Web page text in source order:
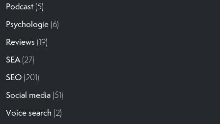
Podcast (5)
Psychologie (6)
Reviews (19)
SEA(27)
SEO (201)
Social media (51)
Voice search (2)